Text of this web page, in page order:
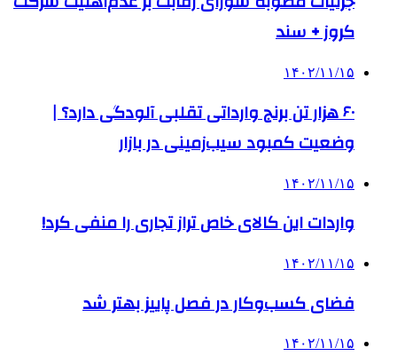
کروز + سند
۱۴۰۲/۱۱/۱۵
۶۰ هزار تن برنج وارداتی تقلبی آلودگی دارد؟ |
وضعیت کمبود سیب‌زمینی در بازار
۱۴۰۲/۱۱/۱۵
واردات این کالای خاص تراز تجاری را منفی کرد!
۱۴۰۲/۱۱/۱۵
فضای کسب‌وکار در فصل پاییز بهتر شد
۱۴۰۲/۱۱/۱۵